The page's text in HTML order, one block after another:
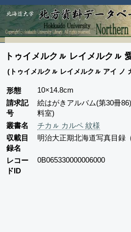
トゥイメルクㇽ レイメルクㇽ
(トゥイメルクㇽ レイメルクㇽ アイ ノ
形態
10×14.8cm
請求記
号
絵はがきアルバム(第30冊
料室)
叢書名
チカㇽ カルペ 紋様
収載目
録名
明治大正期北海道写真目録
レコー
ドID
0B065330000006000